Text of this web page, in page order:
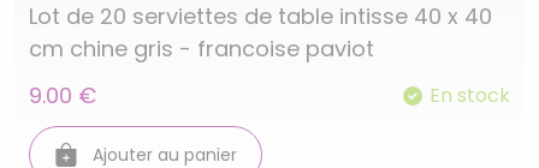
Lot de 20 serviettes de table intisse 40 x 40
cm chine gris - francoise paviot
9.00 €
En stock
Ajouter au panier